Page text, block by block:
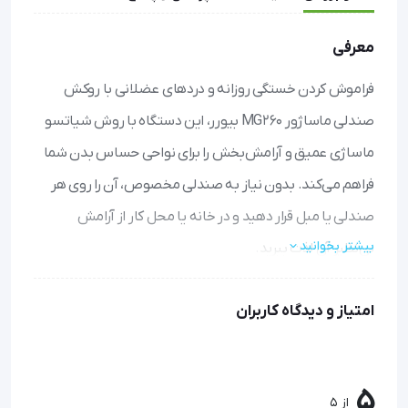
معرفی
فراموش کردن خستگی روزانه و دردهای عضلانی با روکش
صندلی ماساژور MG260 بیورر، این دستگاه با روش شیاتسو
ماساژی عمیق و آرامش‌بخش را برای نواحی حساس بدن شما
فراهم می‌کند. بدون نیاز به صندلی مخصوص، آن را روی هر
صندلی یا مبل قرار دهید و در خانه یا محل کار از آرامش
بی‌نظیر آن لذت ببرید.
درمانی و مالش‌های عمیق را برای رفع گرفتگی عضلات کمر،
تنظیم شدت، ماساژی متناسب با نیاز خود ایجاد کرده و بلندی
بیشتر بخوانید
امتیاز و دیدگاه کاربران
از 5